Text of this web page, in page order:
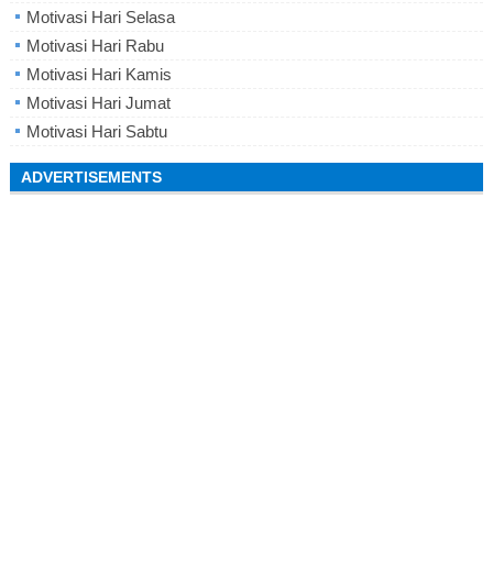
Motivasi Hari Selasa
Motivasi Hari Rabu
Motivasi Hari Kamis
Motivasi Hari Jumat
Motivasi Hari Sabtu
ADVERTISEMENTS